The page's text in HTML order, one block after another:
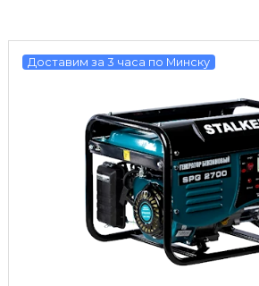
Доставим за 3 часа по Минску